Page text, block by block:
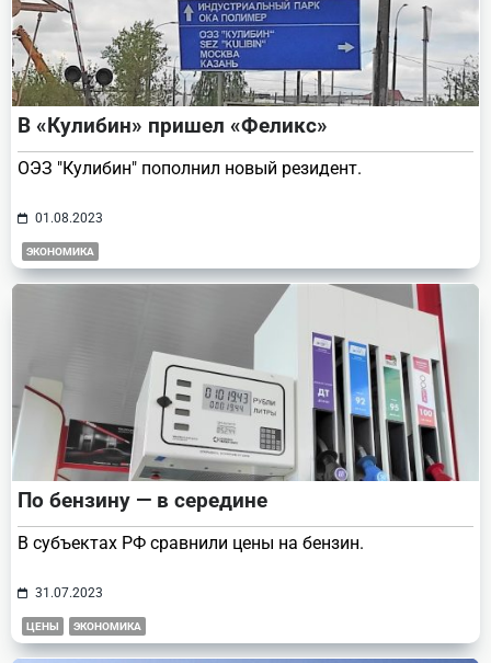
В «Кулибин» пришел «Феликс»
ОЭЗ "Кулибин" пополнил новый резидент.
01.08.2023
ЭКОНОМИКА
По бензину — в середине
В субъектах РФ сравнили цены на бензин.
31.07.2023
ЦЕНЫ ЭКОНОМИКА